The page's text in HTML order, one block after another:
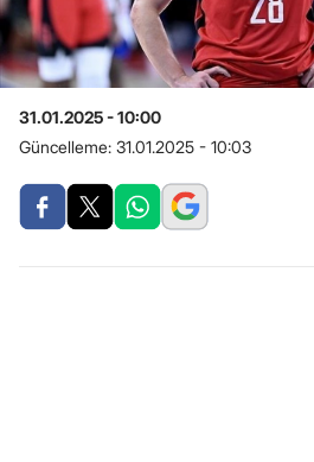
31.01.2025 - 10:00
Güncelleme: 31.01.2025 - 10:03